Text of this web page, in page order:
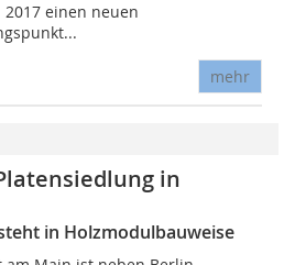
einen neuen
mehr
in
in Holzmodulbauweise